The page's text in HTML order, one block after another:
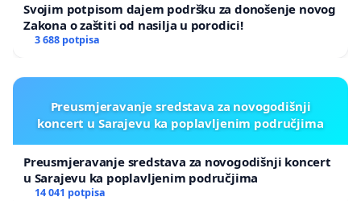
Svojim potpisom dajem podršku za donošenje novog
Zakona o zaštiti od nasilja u porodici!
3 688 potpisa
Preusmjeravanje sredstava za novogodišnji
koncert u Sarajevu ka poplavljenim područjima
Preusmjeravanje sredstava za novogodišnji koncert
u Sarajevu ka poplavljenim područjima
14 041 potpisa